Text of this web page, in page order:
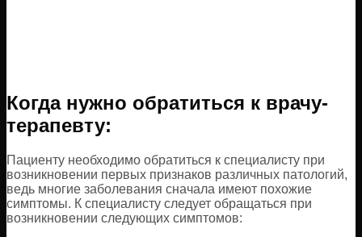
Когда нужно обратиться к врачу-
терапевту:
Пациенту необходимо обратиться к специалисту при
возникновении первых признаков различных патологий,
ведь многие заболевания сначала имеют похожие
симптомы. К специалисту следует обращаться при
возникновении следующих симптомов: